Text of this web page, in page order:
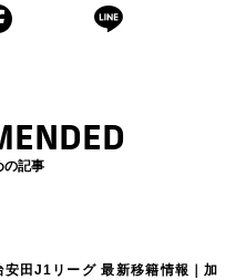
の記事
安田J1リーグ 最新移籍情報｜加